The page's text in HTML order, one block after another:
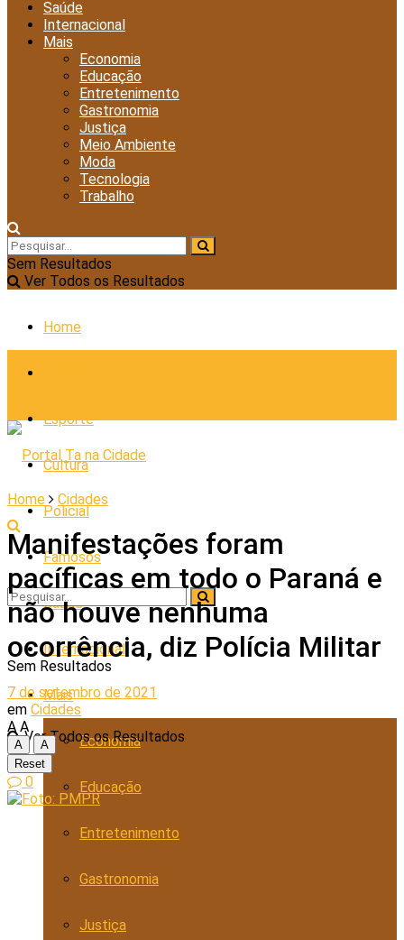
Saúde
Internacional
Mais
Economia
Educação
Entretenimento
Gastronomia
Justiça
Meio Ambiente
Moda
Tecnologia
Trabalho
Sem Resultados
Ver Todos os Resultados
Home
Esporte
Cultura
Policial
Famosos
Saúde
Internacional
Mais
Economia
Educação
Entretenimento
Gastronomia
Justiça
Sem Resultados
Ver Todos os Resultados
Home Cidades
Manifestações foram
pacíficas em todo o Paraná e
não houve nenhuma
ocorrência, diz Polícia Militar
7 de setembro de 2021
em Cidades
A A
A
A
Reset
0